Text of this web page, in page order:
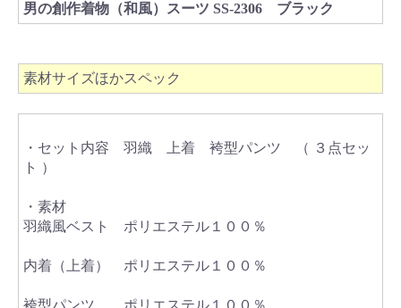
男の創作着物（和風）スーツ SS-2306 ブラック
素材サイズほかスペック
・セット内容 羽織 上着 袴型パンツ （ ３点セッ
ト ）
・素材
羽織風ベスト ポリエステル１００％
内着（上着） ポリエステル１００％